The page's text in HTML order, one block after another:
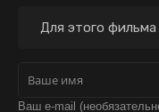
Для этого